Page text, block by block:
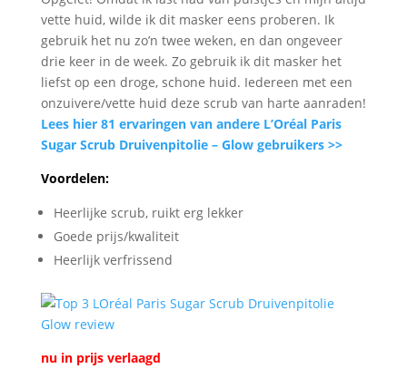
vette huid, wilde ik dit masker eens proberen. Ik
gebruik het nu zo’n twee weken, en dan ongeveer
drie keer in de week. Zo gebruik ik dit masker het
liefst op een droge, schone huid. Iedereen met een
onzuivere/vette huid deze scrub van harte aanraden!
Lees hier 81 ervaringen van andere L’Oréal Paris
Sugar Scrub Druivenpitolie – Glow gebruikers >>
Voordelen:
Heerlijke scrub, ruikt erg lekker
Goede prijs/kwaliteit
Heerlijk verfrissend
nu in prijs verlaagd